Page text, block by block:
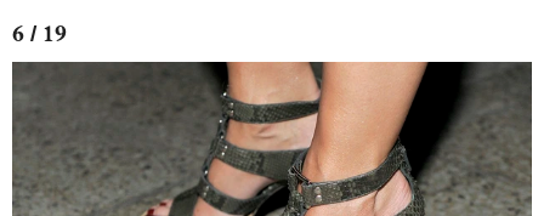
6 / 19